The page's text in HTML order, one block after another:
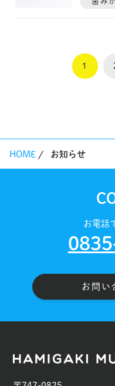
1
HOME お知らせ
お電話
お問い